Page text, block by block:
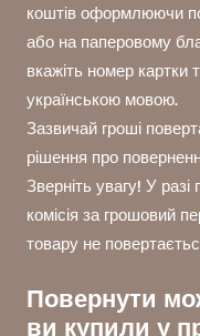
коштів оформлюючи
або на паперовому
вкажіть номер картки
українською мовою.
Зазвичай гроші
рішення про
Зверніть увагу! У
комісія за грошовий
товару не
Повернути
ви купили у